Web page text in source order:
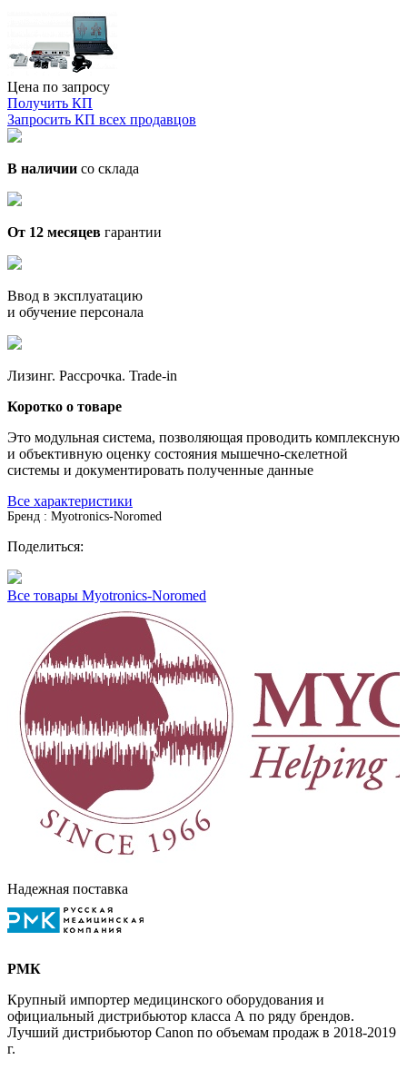
Цена по запросу
Получить КП
Запросить КП всех продавцов
В наличии со склада
От 12 месяцев гарантии
Ввод в эксплуатацию
и обучение персонала
Лизинг. Рассрочка. Trade-in
Коротко о товаре
Это модульная система, позволяющая проводить комплексную
и объективную оценку состояния мышечно-скелетной
системы и документировать полученные данные
Все характеристики
Бренд : Myotronics-Noromed
Поделиться:
Все товары Myotronics-Noromed
Надежная поставка
РМК
Крупный импортер медицинского оборудования и
официальный дистрибьютор класса А по ряду брендов.
Лучший дистрибьютор Canon по объемам продаж в 2018-2019
г.